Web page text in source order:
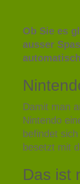
Ob Sie es
ausser
Damit man
Nintendo
befindet
besetzt mit
Das ist